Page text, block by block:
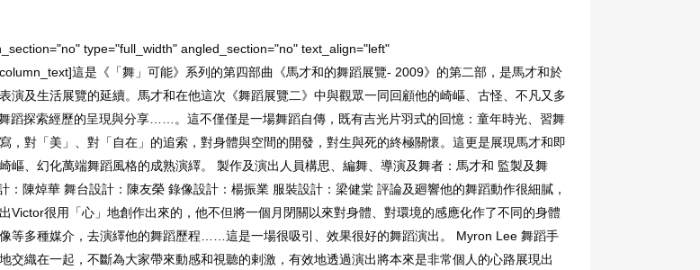
type="full_width" angled_section="no" text_align="left"
這是《「舞」可能》系列的第四部曲《馬才和的舞蹈展覽- 2009》的第二部，是馬才和於
及生活展覽的延續。馬才和在他這次《舞蹈展覽二》中與觀眾一同回顧他的崎嶇、古怪、不凡又多
蹈探索經歷的呈現與分享……。這不僅僅是一場舞蹈自傳，既有吉光片羽式的回憶：童年時光、習舞
，對「美」、對「自在」的追索，對身體與空間的開發，對生與死的終極關懷。這更是展現馬才和即
嶇、幻化萬端舞蹈風格的成熟演繹。 製作及演出人員構思、編舞、導演及舞者：馬才和 監製及舞
陳焯華 舞台設計：陳友榮 錄像設計：楊振業 服裝設計：梁健棠 評論及廻響他的舞蹈動作很細膩，
很用「心」地創作出來的，他不但將一個月閉關以來對身體、對環境的感應化作了不同的身體
等多種媒介，去演繹他的舞蹈歷程……這是一場很吸引、效果很好的舞蹈演出。 Myron Lee 舞蹈手
織在一起，不斷為大家帶來動感和視聽的剌激，有效地透過演出將本來是非常個人的心路展現出